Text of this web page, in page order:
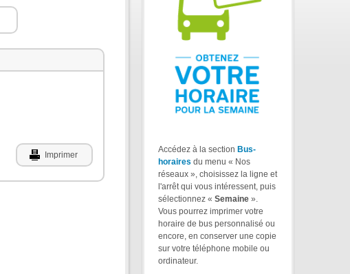
Imprimer
Accédez à la section Bus-
horaires du menu « Nos
réseaux », choisissez la ligne et
l'arrêt qui vous intéressent, puis
sélectionnez « Semaine ».
Vous pourrez imprimer votre
horaire de bus personnalisé ou
encore, en conserver une copie
sur votre téléphone mobile ou
ordinateur.